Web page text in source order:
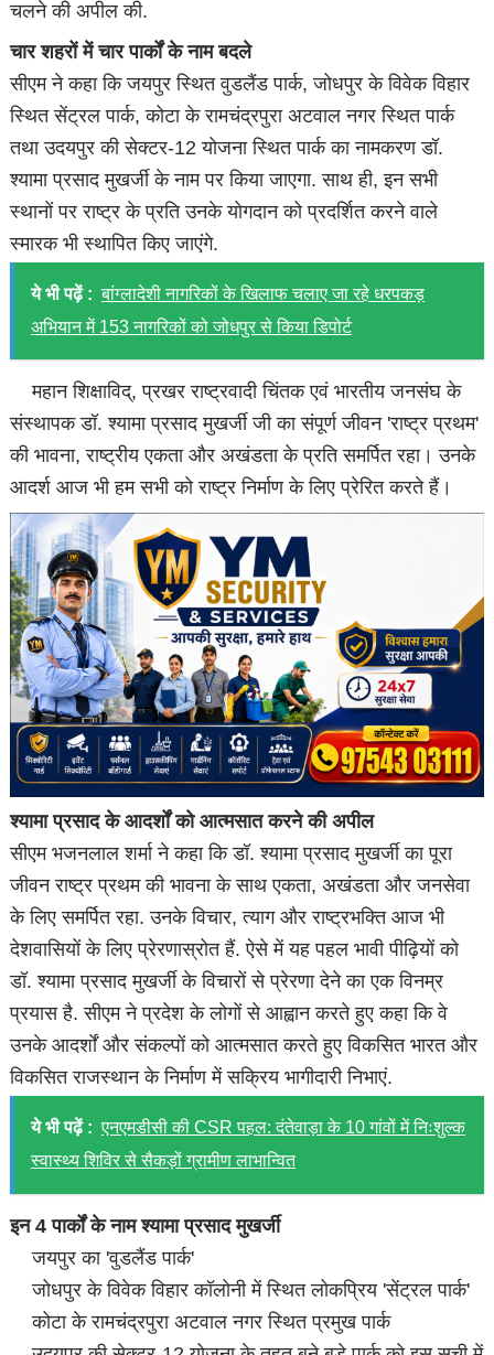
चलने की अपील की.
चार शहरों में चार पार्कों के नाम बदले
सीएम ने कहा कि जयपुर स्थित वुडलैंड पार्क, जोधपुर के विवेक विहार
स्थित सेंट्रल पार्क, कोटा के रामचंद्रपुरा अटवाल नगर स्थित पार्क
तथा उदयपुर की सेक्टर-12 योजना स्थित पार्क का नामकरण डॉ.
श्यामा प्रसाद मुखर्जी के नाम पर किया जाएगा. साथ ही, इन सभी
स्थानों पर राष्ट्र के प्रति उनके योगदान को प्रदर्शित करने वाले
स्मारक भी स्थापित किए जाएंगे.
ये भी पढ़ें : बांग्लादेशी नागरिकों के खिलाफ चलाए जा रहे धरपकड़
अभियान में 153 नागरिकों को जोधपुर से किया डिपोर्ट
महान शिक्षाविद्, प्रखर राष्ट्रवादी चिंतक एवं भारतीय जनसंघ के
संस्थापक डॉ. श्यामा प्रसाद मुखर्जी जी का संपूर्ण जीवन 'राष्ट्र प्रथम'
की भावना, राष्ट्रीय एकता और अखंडता के प्रति समर्पित रहा। उनके
आदर्श आज भी हम सभी को राष्ट्र निर्माण के लिए प्रेरित करते हैं।
श्यामा प्रसाद के आदर्शों को आत्मसात करने की अपील
सीएम भजनलाल शर्मा ने कहा क‍ि डॉ. श्यामा प्रसाद मुखर्जी का पूरा
जीवन राष्ट्र प्रथम की भावना के साथ एकता, अखंडता और जनसेवा
के लिए समर्पित रहा. उनके विचार, त्याग और राष्ट्रभक्ति आज भी
देशवासियों के लिए प्रेरणास्रोत हैं. ऐसे में यह पहल भावी पीढ़ियों को
डॉ. श्यामा प्रसाद मुखर्जी के विचारों से प्रेरणा देने का एक विनम्र
प्रयास है. सीएम ने प्रदेश के लोगों से आह्वान करते हुए कहा कि वे
उनके आदर्शों और संकल्पों को आत्मसात करते हुए विकसित भारत और
विकसित राजस्थान के निर्माण में सक्रिय भागीदारी निभाएं.
ये भी पढ़ें : एनएमडीसी की CSR पहल: दंतेवाड़ा के 10 गांवों में निःशुल्क
स्वास्थ्य शिविर से सैकड़ों ग्रामीण लाभान्वित
इन 4 पार्कों के नाम श्‍यामा प्रसाद मुखर्जी
जयपुर का 'वुडलैंड पार्क'
जोधपुर के विवेक विहार कॉलोनी में स्थित लोकप्रिय 'सेंट्रल पार्क'
कोटा के रामचंद्रपुरा अटवाल नगर स्थित प्रमुख पार्क